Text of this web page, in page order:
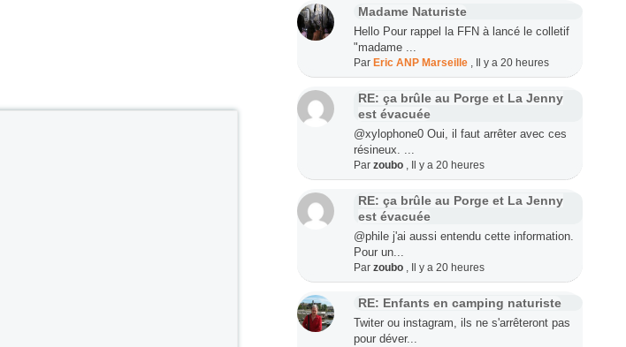
Madame Naturiste
Hello Pour rappel la FFN à lancé le colletif
"madame ...
Par Eric ANP Marseille , Il y a 20 heures
RE: ça brûle au Porge et La Jenny
est évacuée
@xylophone0 Oui, il faut arrêter avec ces
résineux. ...
Parzoubo , Il y a 20 heures
RE: ça brûle au Porge et La Jenny
est évacuée
@phile j'ai aussi entendu cette information.
Pour un...
Parzoubo , Il y a 20 heures
RE: Enfants en camping naturiste
Twiter ou instagram, ils ne s'arrêteront pas
pour déver...